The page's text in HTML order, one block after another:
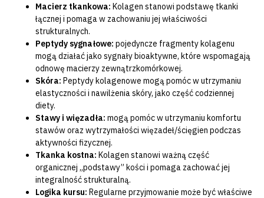
Macierz tkankowa: Kolagen stanowi podstawę tkanki
łącznej i pomaga w zachowaniu jej właściwości
strukturalnych.
Peptydy sygnałowe: pojedyncze fragmenty kolagenu
mogą działać jako sygnały bioaktywne, które wspomagają
odnowę macierzy zewnątrzkomórkowej.
Skóra: Peptydy kolagenowe mogą pomóc w utrzymaniu
elastyczności i nawilżenia skóry, jako część codziennej
diety.
Stawy i więzadła: mogą pomóc w utrzymaniu komfortu
stawów oraz wytrzymałości więzadeł/ścięgien podczas
aktywności fizycznej.
Tkanka kostna: Kolagen stanowi ważną część
organicznej „podstawy” kości i pomaga zachować jej
integralność strukturalną.
Logika kursu: Regularne przyjmowanie może być właściwe